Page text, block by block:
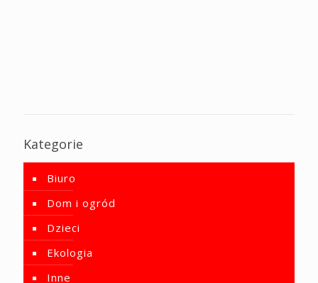
Kategorie
Biuro
Dom i ogród
Dzieci
Ekologia
Inne